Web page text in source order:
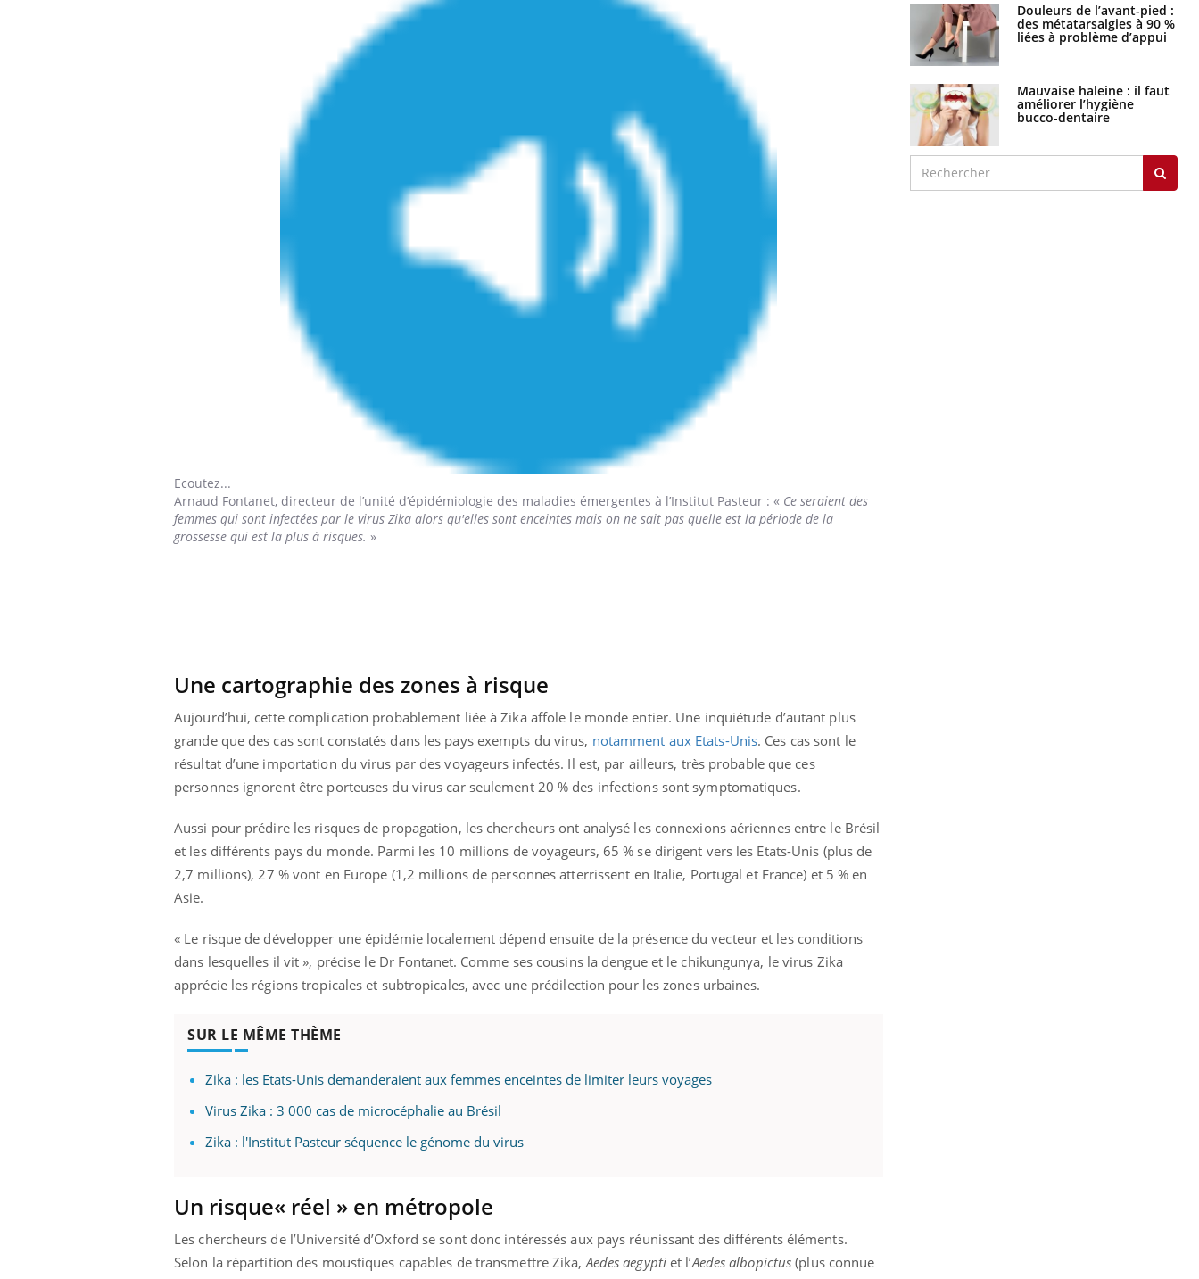
Ecoutez...
Arnaud Fontanet, directeur de l’unité d’épidémiologie des maladies émergentes à l’Institut Pasteur : « Ce seraient des
femmes qui sont infectées par le virus Zika alors qu'elles sont enceintes mais on ne sait pas quelle est la période de la
grossesse qui est la plus à risques. »
Une cartographie des zones à risque
Aujourd’hui, cette complication probablement liée à Zika affole le monde entier. Une inquiétude d’autant plus
grande que des cas sont constatés dans les pays exempts du virus, notamment aux Etats-Unis. Ces cas sont le
résultat d’une importation du virus par des voyageurs infectés. Il est, par ailleurs, très probable que ces
personnes ignorent être porteuses du virus car seulement 20 % des infections sont symptomatiques.
Aussi pour prédire les risques de propagation, les chercheurs ont analysé les connexions aériennes entre le Brésil
et les différents pays du monde. Parmi les 10 millions de voyageurs, 65 % se dirigent vers les Etats-Unis (plus de
2,7 millions), 27 % vont en Europe (1,2 millions de personnes atterrissent en Italie, Portugal et France) et 5 % en
Asie.
« Le risque de développer une épidémie localement dépend ensuite de la présence du vecteur et les conditions
dans lesquelles il vit », précise le Dr Fontanet. Comme ses cousins la dengue et le chikungunya, le virus Zika
apprécie les régions tropicales et subtropicales, avec une prédilection pour les zones urbaines.
SUR LE MÊME THÈME
Zika : les Etats-Unis demanderaient aux femmes enceintes de limiter leurs voyages
Virus Zika : 3 000 cas de microcéphalie au Brésil
Zika : l'Institut Pasteur séquence le génome du virus
Un risque« réel » en métropole
Les chercheurs de l’Université d’Oxford se sont donc intéressés aux pays réunissant des différents éléments.
Selon la répartition des moustiques capables de transmettre Zika,Aedes aegyptiet l’Aedes albopictus (plus connue
Douleurs de l’avant-pied :
des métatarsalgies à 90 %
liées à problème d’appui
Mauvaise haleine : il faut
améliorer l’hygiène
bucco-dentaire